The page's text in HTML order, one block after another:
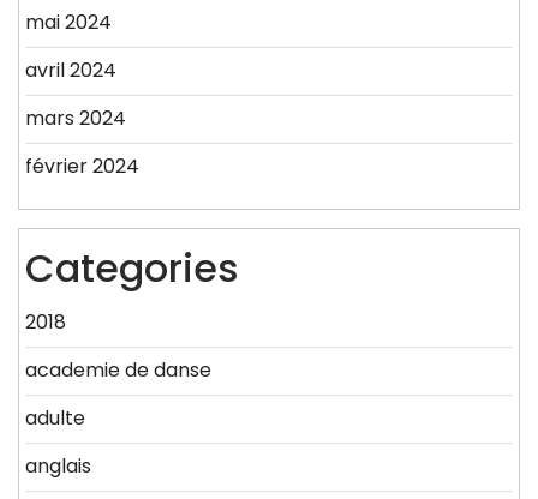
mai 2024
avril 2024
mars 2024
février 2024
Categories
2018
academie de danse
adulte
anglais